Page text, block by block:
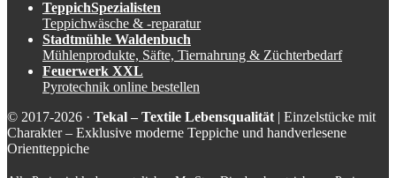
TeppichSpezialisten
Teppichwäsche & -reparatur
Stadtmühle Waldenbuch
Mühlenprodukte, Säfte, Tiernahrung & Züchterbedarf
Feuerwerk XXL
Pyrotechnik online bestellen
© 2017-2026 · Tekal – Textile Lebensqualität | Einzelstücke mit
Charakter – Exklusive moderne Teppiche und handverlesene
Orientteppiche